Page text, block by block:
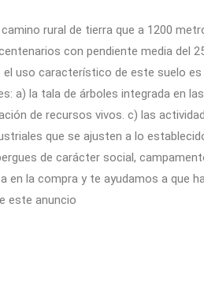
rural de tierra que a 1200
con pendiente media del
el uso característico de este suelo es
a) la tala de árboles integrada en las
de recursos vivos. c) las
que se ajusten a lo
de carácter social,
la compra y te ayudamos a que
este anuncio